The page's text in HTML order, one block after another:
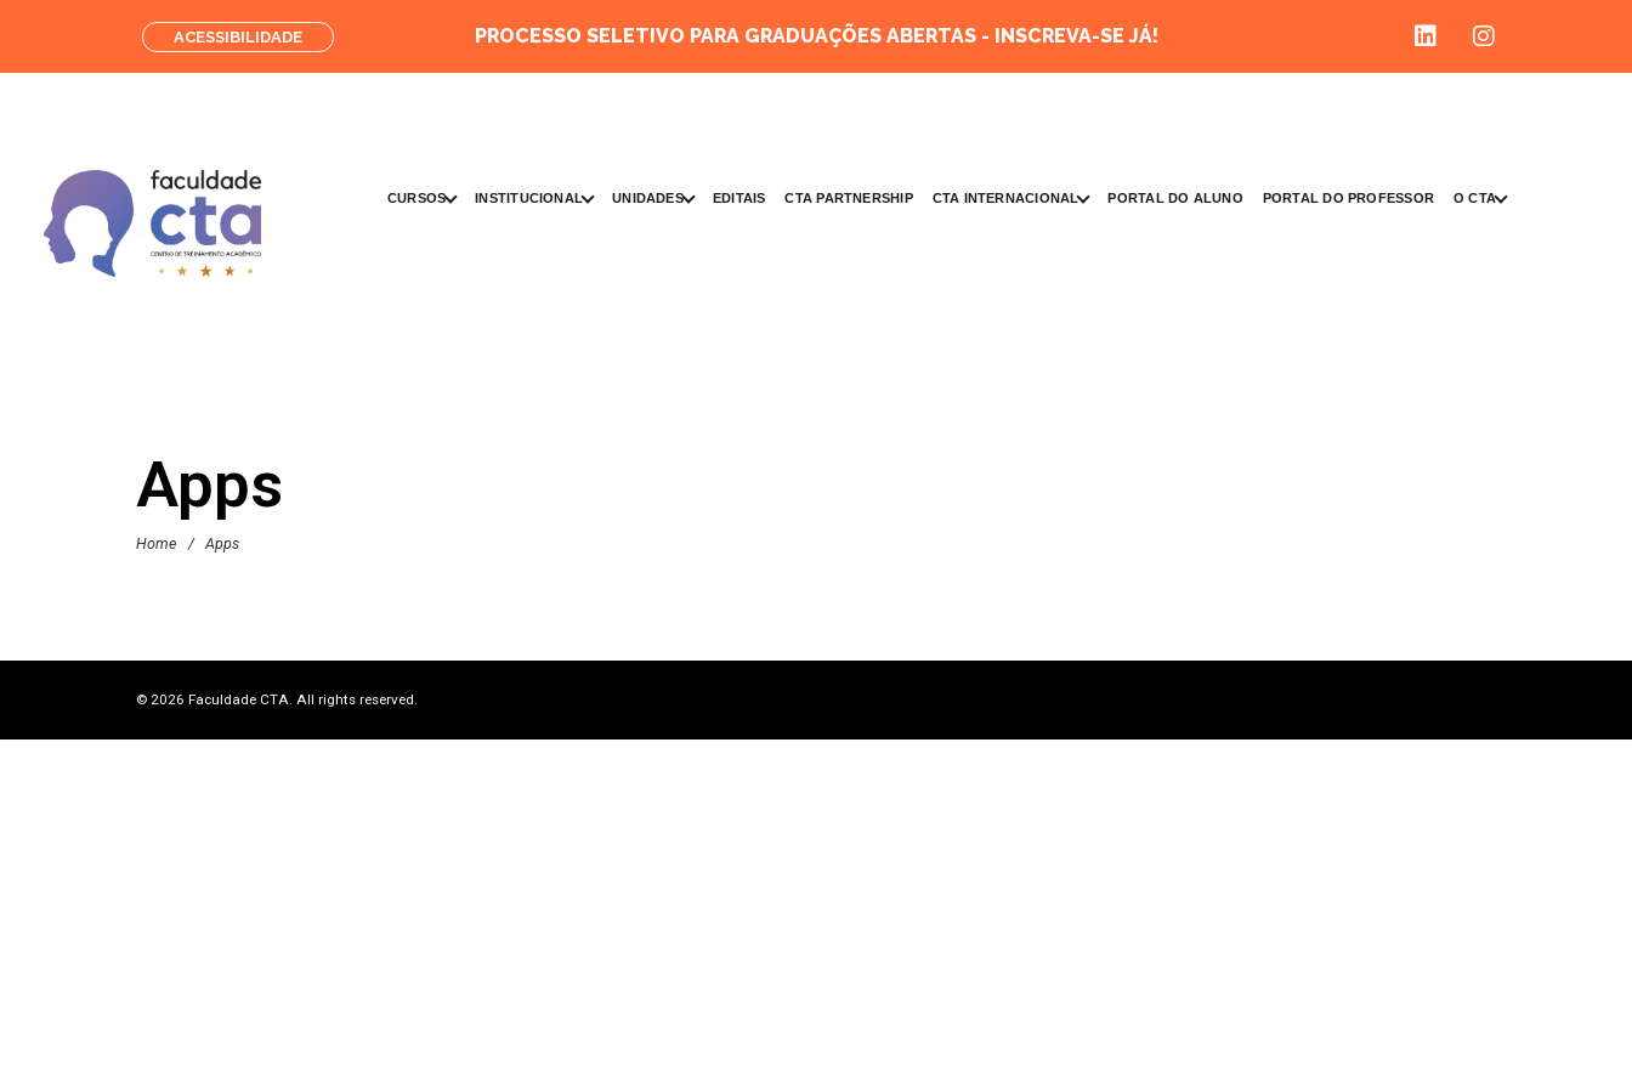
ACESSIBILIDADE PROCESSO SELETIVO PARA GRADUAÇÕES ABERTAS - INSCREVA-SE JÁ!
CURSOS INSTITUCIONAL UNIDADES EDITAIS CTA PARTNERSHIP CTA INTERNACIONAL PORTAL DO ALUNO PORTAL DO PROFESSOR O CTA
Apps
Home / Apps
© 2026 Faculdade CTA. All rights reserved.